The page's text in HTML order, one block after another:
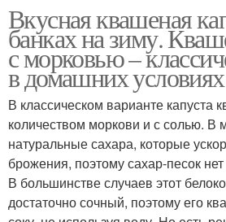
Вкусная квашеная
банках на зиму.
с морковью –
в домашних условиях
В классическом варианте капуста
количеством моркови и с солью. В
натуральные сахара, которые
брожения, поэтому сахар-песок
В большинстве случаев этот
достаточно сочный, поэтому его